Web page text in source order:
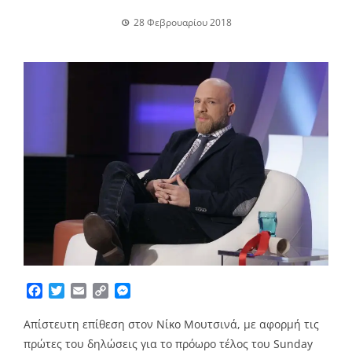
28 Φεβρουαρίου 2018
Facebook
TwitterEmailCopy
Απίστευτη επίθεση στον Νίκο Μουτσινά, με αφορμή τις
πρώτες του δηλώσεις για το πρόωρο τέλος του Sunday